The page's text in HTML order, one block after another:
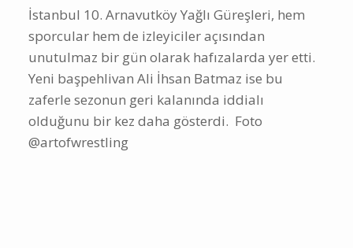
İstanbul 10. Arnavutköy Yağlı Güreşleri, hem
sporcular hem de izleyiciler açısından
unutulmaz bir gün olarak hafızalarda yer etti.
Yeni başpehlivan Ali İhsan Batmaz ise bu
zaferle sezonun geri kalanında iddialı
olduğunu bir kez daha gösterdi. Foto
@artofwrestling